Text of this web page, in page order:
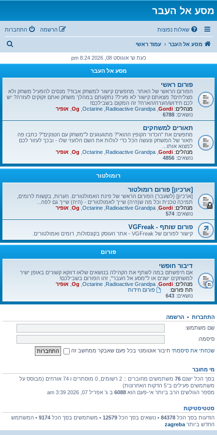
מסע אל העבר
שאלות נפוצות התחברות הרשמה
מסע אל העבר עמוד ראשי
ו
כעת ש' אוגוסט 08, 2026 8:24 pm
מסע אל העבר
פורום ראשי
הפורום הראשי של האתר. מחפשים קישור למשחק אבוד? מנסים להפעיל משחק ולא
מצליחים? מצאתם קישור לא פעיל? נתקעתם במהלך משחק ואתם זקוקים לעזרה? יש
לכם חידוש/הערה/הארה? זה המקום בשבילכם!
מנהלים: Gordi
Radioactive Grandpa
Octarine
Og אופיר
נושאים: 6788
תאורים למשחקים
מחפשים את "הכדור הקופץ ההוא"? מתגעגעים ל"משחק עם הטנקים"? כתבו פה
תאור של המשחק ונעשה הכל כדי לגלות את השם הלועזי שלו - ובכך לעזור לכם
למצוא אותו...
מנהלים: Gordi
Radioactive Grandpa
Octarine
Og אופיר
נושאים: 4856
רומולטור
[ארכיון] פורום רומולטור
[ארכיון] (לשעבר) הפורום הראשי של פינת האמולטורים. הערות, בקשות לרומים,
תמיכה טכנית וכל מה ש(היה) שייך לאמולטורים - (היה) שייך גם לפה...
מנהלים: Gordi
Radioactive Grandpa
Octarine
Og אופיר
נושאים: 574
פורום שותף - VGFreak
קישור לפורום של VGFreak - אתר העוסק בקונסולות, רומים ואמולטורים.
פורום
דיבור חופשי
אם חיפשתם במה לשתף את הקהילה בנושאים שלאו דווקא קשורים באופן ישיר
למשחקים ישנים או ל"מסע אל העבר", זהו הפורום בשבילכם!
מנהלים: Gordi
Radioactive Grandpa
Octarine
Og אופיר
תת פורום:
פורום חידות
נושאים: 643
התחברות • הרשמה
שם משתמש:
סיסמה:
שכחתי את סיסמתי חיבור אוטומטי בכל פעם שאבקר ממחשב זה
מי מחובר
בסך הכל ישנם 76
משתמשים מחוברים :: 2 רשומים, 0 מוסתרים ו 74 אורחים (מבוסס על
משתמשים פעילים ב־5 הדקות האחרונות)
מספר הגולשים הרב ביותר אי-פעם הוא 6088 ב ג' אפריל 07, 2026 3:39 am
סטטיסטיקות
הודעות בסך הכל 84378 • נושאים בסך הכל 12579 • משתמשים בסך הכל 9174 • המשתמש
החדש ביותר zagreba